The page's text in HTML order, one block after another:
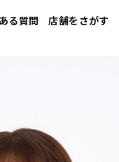
る質問 店舗をさがす